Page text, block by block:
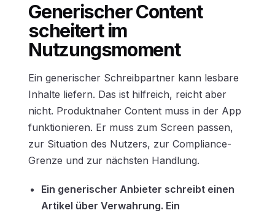
Generischer Content
scheitert im
Nutzungsmoment
Ein generischer Schreibpartner kann lesbare
Inhalte liefern. Das ist hilfreich, reicht aber
nicht. Produktnaher Content muss in der App
funktionieren. Er muss zum Screen passen,
zur Situation des Nutzers, zur Compliance-
Grenze und zur nächsten Handlung.
Ein generischer Anbieter schreibt einen
Artikel über Verwahrung. Ein